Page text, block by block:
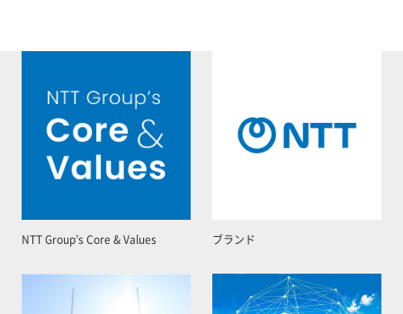
NTT Group’s Core & Values ブランド